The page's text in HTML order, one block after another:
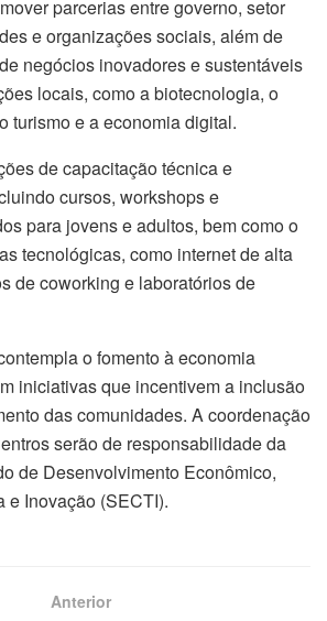
parcerias entre governo, setor
e organizações sociais, além de
negócios inovadores e sustentáveis
locais, como a biotecnologia, o
turismo e a economia digital.
de capacitação técnica e
cursos, workshops e
para jovens e adultos, bem como o
tecnológicas, como internet de alta
de coworking e laboratórios de
o fomento à economia
iniciativas que incentivem a inclusão
das comunidades. A coordenação
serão de responsabilidade da
de Desenvolvimento Econômico,
e Inovação (SECTI).
Anterior